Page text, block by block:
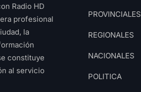
Radio HD
profesional
la
constituye
al servicio
PROVINCIALES
REGIONALES
NACIONALES
POLITICA